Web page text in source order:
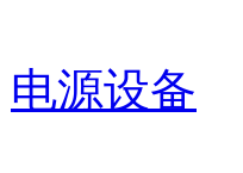
电源设备